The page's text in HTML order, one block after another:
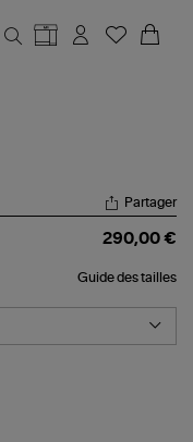
Partager
290,00 €
Guide des tailles